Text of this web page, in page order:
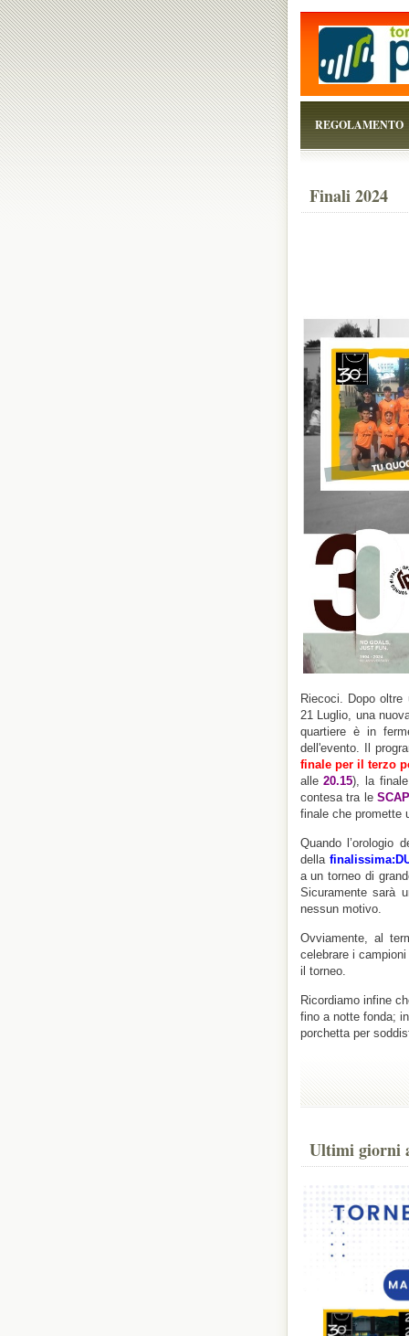
REGOLAMENTO
Finali 2024
Riecoci. Dopo
21 Luglio, una
quartiere è in
dell'evento. Il
finale per il terzo
alle20.15), la
contesa tra le
finale che promette
Quando l’orologio
della
a un torneo di
Sicuramente sarà
nessun motivo.
Ovviamente, al
celebrare i
il torneo.
Ricordiamo infine
fino a notte fonda;
porchetta per
Ultimi giorni